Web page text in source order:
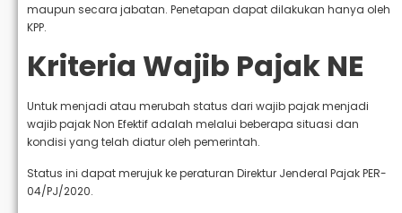
maupun secara jabatan. Penetapan dapat dilakukan hanya oleh
KPP.
Kriteria Wajib Pajak NE
Untuk menjadi atau merubah status dari wajib pajak menjadi
wajib pajak Non Efektif adalah melalui beberapa situasi dan
kondisi yang telah diatur oleh pemerintah.
Status ini dapat merujuk ke peraturan Direktur Jenderal Pajak PER-
04/PJ/2020.